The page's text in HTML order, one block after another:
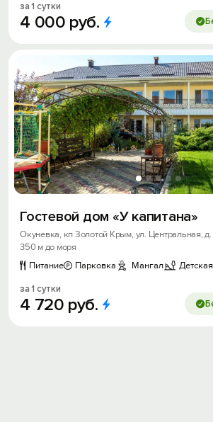
за 1 сутки
4 000 руб.
Гостевой дом «У капитана»
Окуневка, кп Золотой Крым, ул. Центральная,
350 м до моря
Питание
Парковка Мангал
за 1 сутки
4 720 руб.
Войти или